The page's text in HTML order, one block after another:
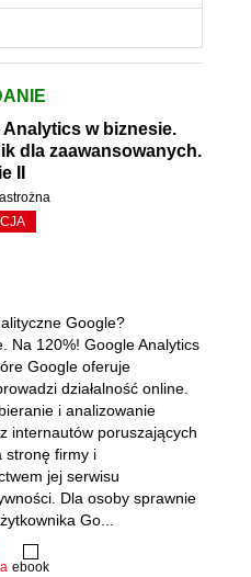
Analytics w biznesie.
dla zaawansowanych.
II
ebook
Google?
Na 120%! Google Analytics
Google oferuje
działalność online.
i analizowanie
internautów poruszających
stronę firmy i
jej serwisu
Dla osoby sprawnie
Go...